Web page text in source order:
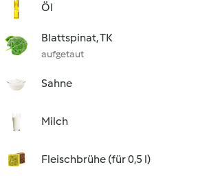
Öl
Blattspinat, TK
aufgetaut
Sahne
Milch
Fleischbrühe (für 0,5 l)